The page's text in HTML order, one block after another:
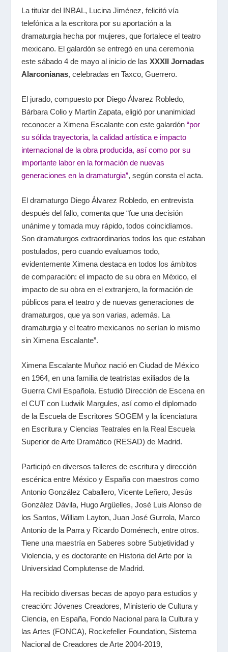
La titular del INBAL, Lucina Jiménez, felicitó vía
telefónica a la escritora por su aportación a la
dramaturgia hecha por mujeres, que fortalece el teatro
mexicano. El galardón se entregó en una ceremonia
este sábado 4 de mayo al inicio de lasXXXII Jornadas
Alarconianas, celebradas en Taxco, Guerrero.
El jurado, compuesto por Diego Álvarez Robledo,
Bárbara Colio y Martín Zapata, eligió por unanimidad
reconocer a Ximena Escalante con este galardón“por
su sólida trayectoria, la calidad artística e impacto
internacional de la obra producida, así como por su
importante labor en la formación de nuevas
generaciones en la dramaturgia”, según consta el acta.
El dramaturgo Diego Álvarez Robledo, en entrevista
después del fallo, comenta que “fue una decisión
unánime y tomada muy rápido, todos coincidíamos.
Son dramaturgos extraordinarios todos los que estaban
postulados, pero cuando evaluamos todo,
evidentemente Ximena destaca en todos los ámbitos
de comparación: el impacto de su obra en México, el
impacto de su obra en el extranjero, la formación de
públicos para el teatro y de nuevas generaciones de
dramaturgos, que ya son varias, además. La
dramaturgia y el teatro mexicanos no serían lo mismo
sin Ximena Escalante”.
Ximena Escalante Muñoz nació en Ciudad de México
en 1964, en una familia de teatristas exiliados de la
Guerra Civil Española. Estudió Dirección de Escena en
el CUT con Ludwik Margules, así como el diplomado
de la Escuela de Escritores SOGEM y la licenciatura
en Escritura y Ciencias Teatrales en la Real Escuela
Superior de Arte Dramático (RESAD) de Madrid.
Participó en diversos talleres de escritura y dirección
escénica entre México y España con maestros como
Antonio González Caballero, Vicente Leñero, Jesús
González Dávila, Hugo Argüelles, José Luis Alonso de
los Santos, William Layton, Juan José Gurrola, Marco
Antonio de la Parra y Ricardo Doménech, entre otros.
Tiene una maestría en Saberes sobre Subjetividad y
Violencia, y es doctorante en Historia del Arte por la
Universidad Complutense de Madrid.
Ha recibido diversas becas de apoyo para estudios y
creación: Jóvenes Creadores, Ministerio de Cultura y
Ciencia, en España, Fondo Nacional para la Cultura y
las Artes (FONCA), Rockefeller Foundation, Sistema
Nacional de Creadores de Arte 2004-2019,